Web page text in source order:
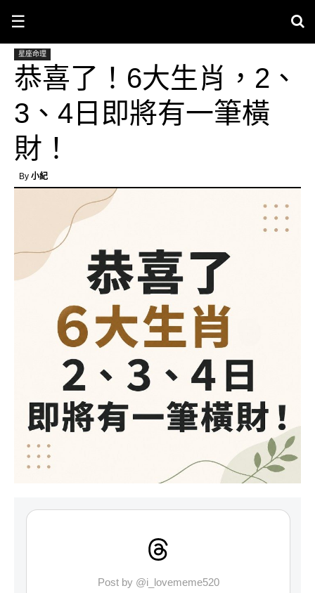
☰
星座命理
恭喜了！6大生肖，2、
3、4日即將有一筆橫
財！
By 小紀
Post by @i_lovememe520